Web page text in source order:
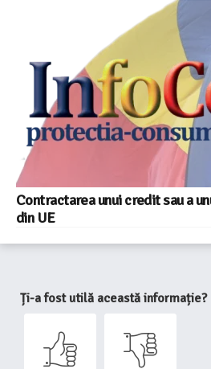
Contractarea unui credit sau a
din UE
Ți-a fost utilă această informație?